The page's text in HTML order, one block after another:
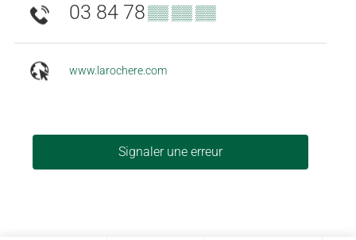
03 84 78▒▒ ▒▒ ▒▒
www.larochere.com
Signaler une erreur